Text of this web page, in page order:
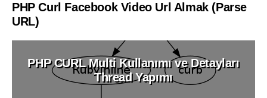
PHP Curl Facebook Video Url Almak (Parse
URL)
PHP CURL Multi Kullanımı ve Detayları
Thread Yapımı